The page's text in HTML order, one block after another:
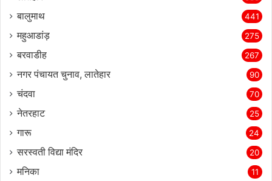
बालुमाथ 441
महुआडांड़ 275
बरवाडीह 267
नगर पंचायत चुनाव, लातेहार 90
चंदवा 70
नेतरहाट 25
गारू 24
सरस्‍वती विद्या मंदिर 20
मनिका 11